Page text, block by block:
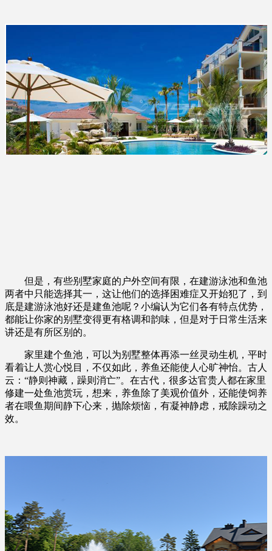
但是，有些别墅家庭的户外空间有限，在建游泳池和鱼池
两者中只能选择其一，这让他们的选择困难症又开始犯了，到
底是建游泳池好还是建鱼池呢？小编认为它们各有特点优势，
都能让你家的别墅变得更有格调和韵味，但是对于日常生活来
讲还是有所区别的。
家里建个鱼池，可以为别墅整体再添一丝灵动生机，平时
看着让人赏心悦目，不仅如此，养鱼还能使人心旷神怡。古人
云：“静则神藏，躁则消亡”。在古代，很多达官贵人都在家里
修建一处鱼池赏玩，想来，养鱼除了美观价值外，还能使饲养
者在喂鱼期间静下心来，抛除烦恼，有凝神静虑，戒除躁动之
效。